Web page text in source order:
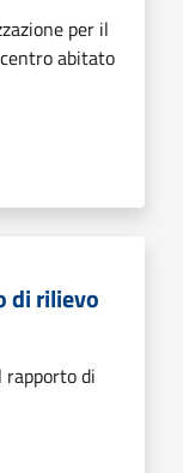
per il
abitato
di rilievo
rapporto di